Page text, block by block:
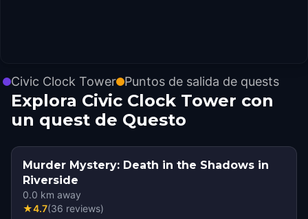
Civic Clock Tower Puntos de salida de quests
Explora Civic Clock Tower con
un quest de Questo
Murder Mystery: Death in the Shadows in
Riverside
0.0 km away
★4.7(36 reviews)